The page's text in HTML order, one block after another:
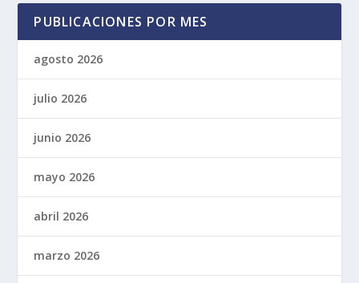
PUBLICACIONES POR MES
agosto 2026
julio 2026
junio 2026
mayo 2026
abril 2026
marzo 2026